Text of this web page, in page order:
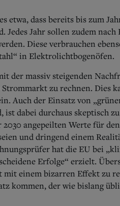
etwa, dass bereits bis zum
Jedes Jahr sollen zudem
Diese verbrauchen
in Elektrolichtbogenöfen.
der massiv steigenden
Strommarkt zu rechnen. Dies
Auch der Einsatz von
dabei durchaus skeptisch
2030 angepeilten Werte für
und dringend einem
hat die EU bei
Erfolge“ erzielt.
mit einem bizarren Effekt zu
kommen, der wie bislang